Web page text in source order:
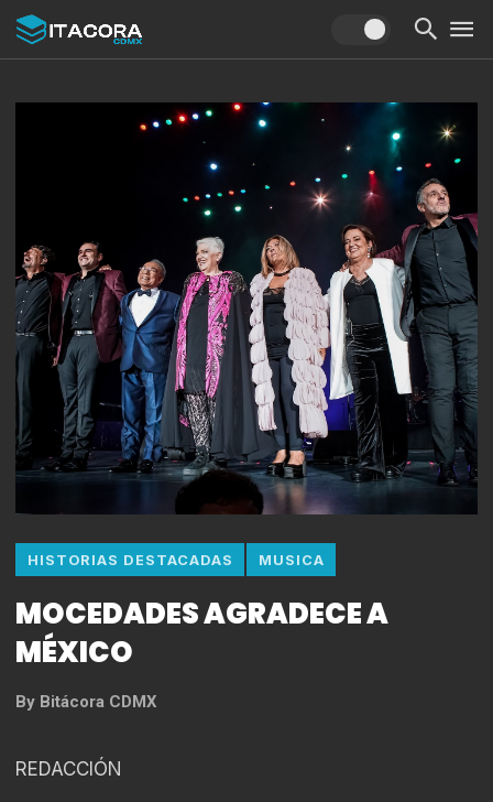
HISTORIAS DESTACADAS MUSICA
MOCEDADES AGRADECE A
MÉXICO
By Bitácora CDMX
REDACCIÓN